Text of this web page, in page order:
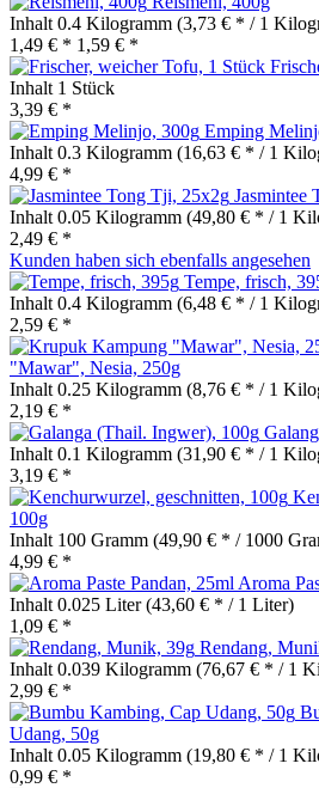
Inhalt 0.4 Kilogramm (3,73 € * / 1
1,49 € * 1,59 € *
Inhalt 1 Stück
3,39 € *
Emping
Inhalt 0.3 Kilogramm (16,63 € * / 1
4,99 € *
Jasmintee
Inhalt 0.05 Kilogramm (49,80 € * / 1
2,49 € *
Kunden haben sich ebenfalls angesehen
Tempe, frisch,
Inhalt 0.4 Kilogramm (6,48 € * / 1
2,59 € *
"Mawar", Nesia, 250g
Inhalt 0.25 Kilogramm (8,76 € * / 1
2,19 € *
Inhalt 0.1 Kilogramm (31,90 € * / 1
3,19 € *
100g
Inhalt 100 Gramm (49,90 € * / 1000
4,99 € *
Aroma
Inhalt 0.025 Liter(43,60 € * / 1 Liter)
1,09 € *
Rendang,
Inhalt 0.039 Kilogramm (76,67 € * / 1
2,99 € *
Udang, 50g
Inhalt 0.05 Kilogramm (19,80 € * / 1
0,99 € *